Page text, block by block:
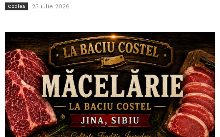
Codlea 23 iulie 2026